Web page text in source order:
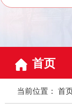
首页
当前位置： 首